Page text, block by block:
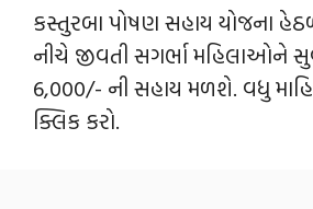
કસ્તુરબા પોષણ સહાય યોજના
નીચે જીવતી સગર્ભા મહિલાઓને
6,000/- ની સહાય મળશે. વધુ
ક્લિક કરો.